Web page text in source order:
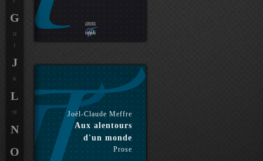
Joël-Claude Meffre
Aux alentours
d'un monde
Prose
G
H
J
K
L
M
N
O